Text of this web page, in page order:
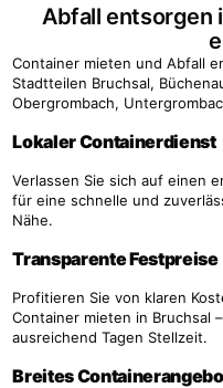
Abfall entsorgen
Container mieten und Abfall
Stadtteilen Bruchsal,
Obergrombach,
Lokaler Containerdienst
Verlassen Sie sich auf einen
für eine schnelle und
Nähe.
Transparente Festpreise
Profitieren Sie von klaren
Container mieten in Bruchsal
ausreichend Tagen Stellzeit.
Breites